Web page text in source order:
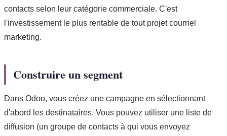
contacts selon leur catégorie commerciale. C'est
l'investissement le plus rentable de tout projet courriel
marketing.
Construire un segment
Dans Odoo, vous créez une campagne en sélectionnant
d'abord les destinataires. Vous pouvez utiliser une liste de
diffusion (un groupe de contacts à qui vous envoyez